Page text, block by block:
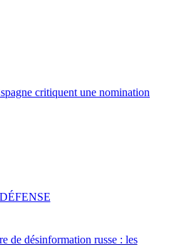
critiquent une nomination
de désinformation russe : les
DÉFENSE